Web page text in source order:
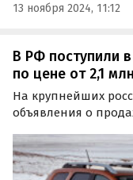
13 ноября 2024, 11:12
В РФ поступили
по цене от 2,1
На крупнейших
объявления о
которые сошли с